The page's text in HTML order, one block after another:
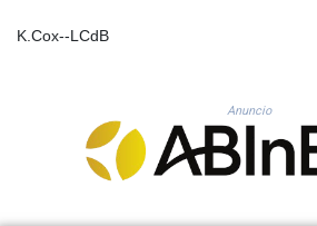
SRD
STD
STN
K.Cox--LCdB
Anuncio